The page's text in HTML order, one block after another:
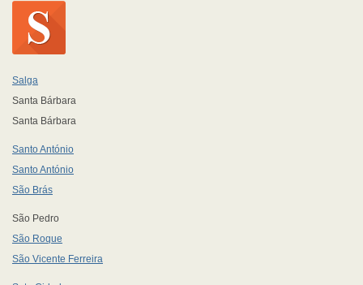
Salga
Santa Bárbara
Santa Bárbara
Santo António
Santo António
São Brás
São Pedro
São Roque
São Vicente Ferreira